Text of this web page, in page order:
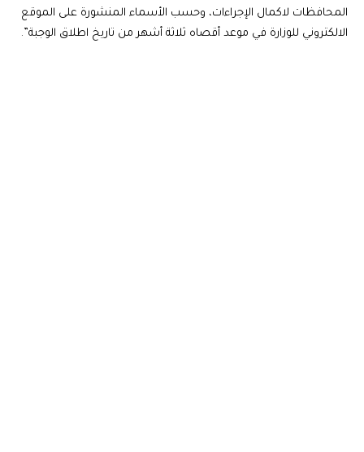
المحافظات لاكمال الإجراءات، وحسب الأسماء المنشورة على الموقع
الالكتروني للوزارة في موعد أقصاه ثلاثة أشهر من تاريخ اطلاق الوجبة”.